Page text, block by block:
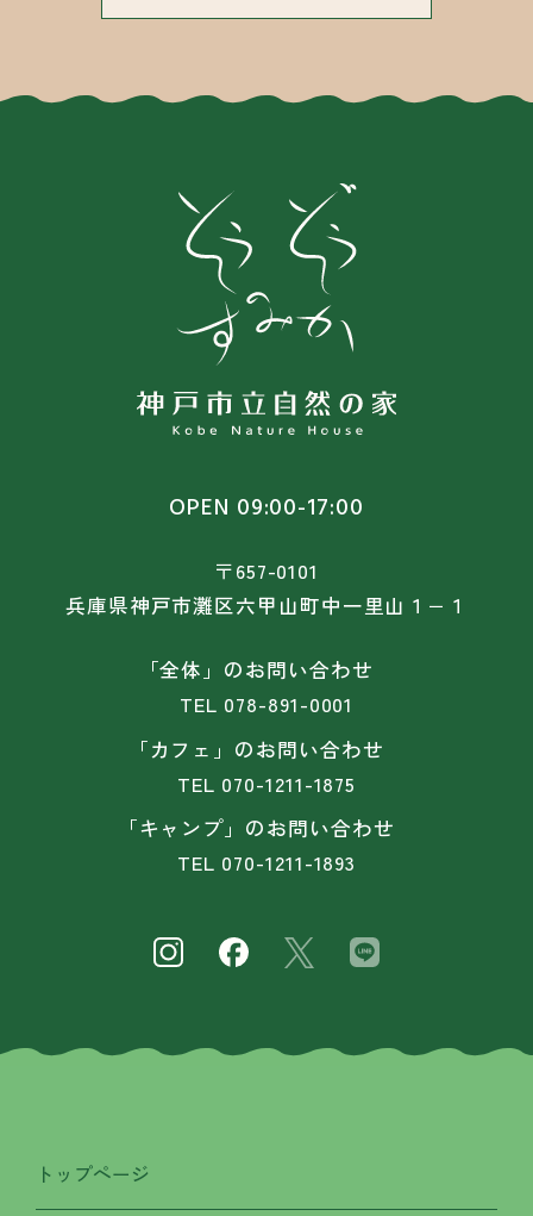
OPEN 09:00-17:00
〒657-0101
兵庫県神戸市灘区六甲山町中一里山１−１
「全体」のお問い合わせ
TEL 078-891-0001
「カフェ」のお問い合わせ
TEL 070-1211-1875
「キャンプ」のお問い合わせ
TEL 070-1211-1893
トップページ